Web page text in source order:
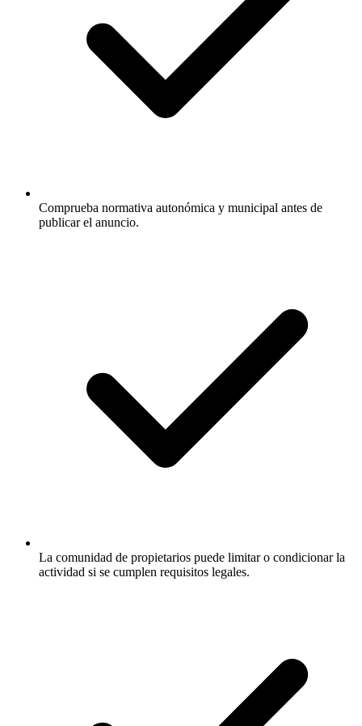
Comprueba normativa autonómica y municipal antes de
publicar el anuncio.
La comunidad de propietarios puede limitar o condicionar la
actividad si se cumplen requisitos legales.